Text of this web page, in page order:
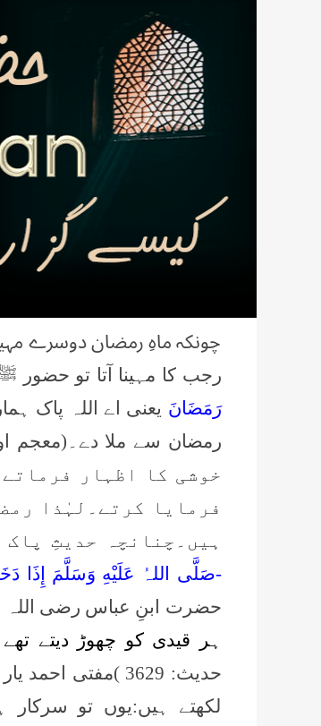
چونکہ ماہِ رمضان دوسرے
رجب کا مہینا آتا تو حضور
رَمَضَانَ یعنی اے اللہ پاک
رمضان سے ملا دے۔(معجم اوسط،3/85، حدیث :
خوشی کا اظہار
فرمایا کرتے۔لہٰذا
ہیں۔چنانچہ حدیثِ
-صَلَّی اللہُ عَلَيْهِ وَسَلَّمَ
حضرت ابنِ عباس رضی اللہ
ہر قیدی کو چھوڑ دیتے
حدیث: 3629
)مفتی احمد
لکھتے ہیں:یوں تو